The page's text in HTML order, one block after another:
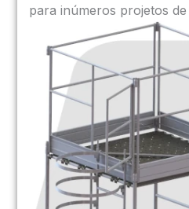
para inúmeros projetos